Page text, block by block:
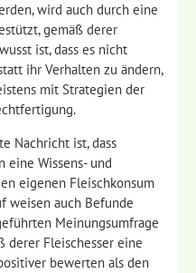
wird auch durch eine
gemäß derer
ist, dass es nicht
ihr Verhalten zu ändern,
mit Strategien der
Nachricht ist, dass
eine Wissens- und
eigenen Fleischkonsum
weisen auch Befunde
Meinungsumfrage
derer Fleischesser eine
bewerten als den